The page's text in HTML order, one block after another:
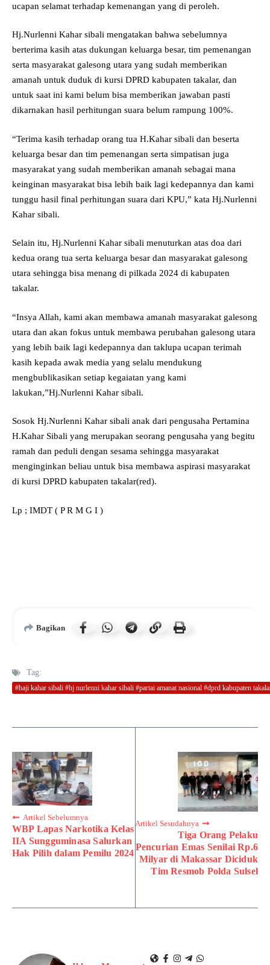
ucapan selamat terhadap kemenangan yang di peroleh.
Hj.Nurlenni Kahar sibali mengatakan bahwa sebelumnya
berterima kasih atas dukungan keluarga besar, tim pemenangan
serta masyarakat galesong utara yang sudah memberikan
amanah untuk duduk di kursi DPRD kabupaten takalar, dan
untuk saat ini kami belum bisa memberikan jawaban pasti
dikarnakan hasil perhitungan suara belum rampung 100%.
“Terima kasih terhadap orang tua H.Kahar sibali dan beserta
keluarga besar dan tim pemenangan serta simpatisan juga
masyarakat yang sudah memberikan amanah sebagai mana
keinginan masyarakat bisa lebih baik lagi kedepannya dan kami
tunggu hasil final perhitungan suara dari KPU,” kata Hj.Nurlenni
Kahar sibali.
Selain itu, Hj.Nurlenni Kahar sibali menuturkan atas doa dari
kedua orang tua serta keluarga besar dan masyarakat galesong
utara sehingga bisa menang di pilkada 2024 di kabupaten
takalar.
“Insya Allah, kami akan membawa amanah masyarakat galesong
utara dan akan fokus untuk membawa perubahan galesong utara
yang lebih baik lagi kedepannya dan taklupa ucapan terimah
kasih kepada awak media yang selalu mendukung
mengbublikasikan setiap kegaiatan yang kami
lakukan,”Hj.Nurlenni Kahar sibali.
Sosok Hj.Nurlenni Kahar sibali anak dari pengusaha Pertamina
H.Kahar Sibali yang merupakan seorang pengusaha yang begitu
ramah dan peduli dengan sesama sehingga masyarakat
menginginkan beliau untuk bisa membawa aspirasi masyarakat
di kursi DPRD kabupaten takalar(red).
Lp ; IMDT ( P R M G I )
Bagikan
Tag:
#haji kahar sibali #hj nurlenni kahar sibali #partai amanat nasional #dprd kabupaten
Artikel Sebelumnya
WBP Lapas Narkotika Kelas
IIA Sungguminasa Salurkan
Hak Pilih dalam Pemilu 2024
Artikel Sesudahnya
Tiga Orang Pelaku
Pencurian Emas Senilai Rp.6
Milyar di Makassar Diciduk
Tim Resmob Polda Sulsel